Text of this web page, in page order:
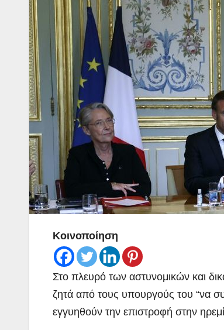
Κοινοποίηση
Στο πλευρό των αστυνομικών και
ζητά από τους υπουργούς του “να
εγγυηθούν την επιστροφή στην